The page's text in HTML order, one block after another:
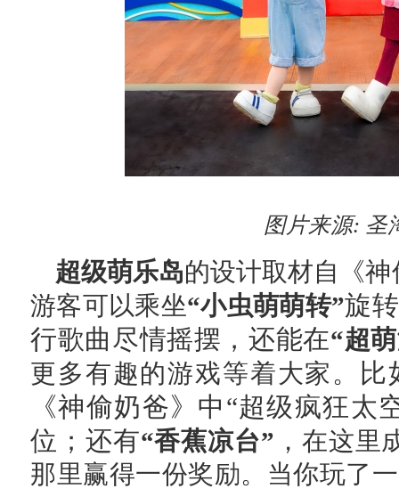
图片来源: 圣
超级萌乐岛的设计取材自《
游客可以乘坐“小虫萌萌转”旋
行歌曲尽情摇摆，还能在“超
更多有趣的游戏等着大家。
比
《神偷奶爸》中“超级疯狂
位；还有“香蕉凉台” ，在这里
那里赢得一份奖励。当你玩了